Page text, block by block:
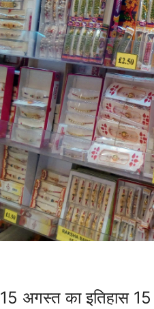
15 अगस्त का इतिहास